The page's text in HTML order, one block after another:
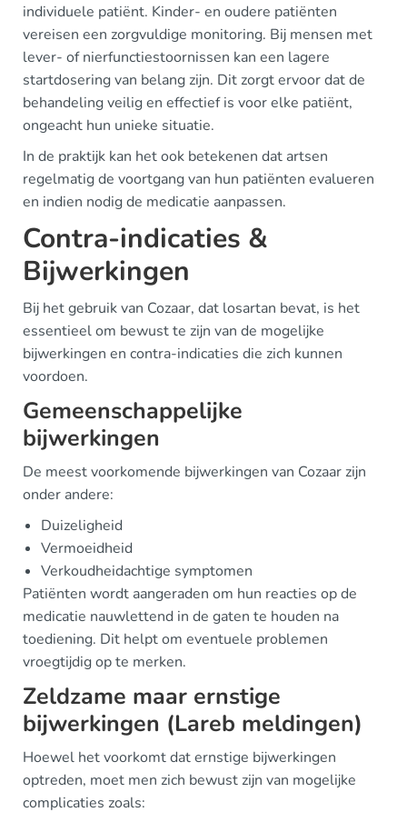
individuele patiënt. Kinder- en oudere patiënten
vereisen een zorgvuldige monitoring. Bij mensen met
lever- of nierfunctiestoornissen kan een lagere
startdosering van belang zijn. Dit zorgt ervoor dat de
behandeling veilig en effectief is voor elke patiënt,
ongeacht hun unieke situatie.
In de praktijk kan het ook betekenen dat artsen
regelmatig de voortgang van hun patiënten evalueren
en indien nodig de medicatie aanpassen.
Contra-indicaties &
Bijwerkingen
Bij het gebruik van Cozaar, dat losartan bevat, is het
essentieel om bewust te zijn van de mogelijke
bijwerkingen en contra-indicaties die zich kunnen
voordoen.
Gemeenschappelijke
bijwerkingen
De meest voorkomende bijwerkingen van Cozaar zijn
onder andere:
Duizeligheid
Vermoeidheid
Verkoudheidachtige symptomen
Patiënten wordt aangeraden om hun reacties op de
medicatie nauwlettend in de gaten te houden na
toediening. Dit helpt om eventuele problemen
vroegtijdig op te merken.
Zeldzame maar ernstige
bijwerkingen (Lareb meldingen)
Hoewel het voorkomt dat ernstige bijwerkingen
optreden, moet men zich bewust zijn van mogelijke
complicaties zoals: